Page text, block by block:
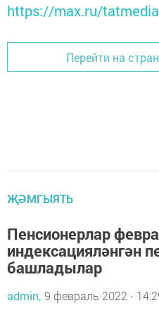
https://max.ru/tatmedia
Перейти на
ҖӘМГЫЯТЬ
Пенсионерлар
индексацияләнгән
башладылар
admin, 9 февраль 2022 -